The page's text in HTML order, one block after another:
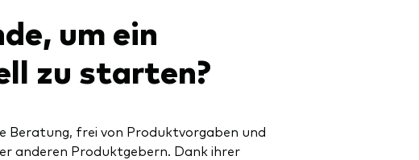
um ein
zu starten?
Beratung, frei von Produktvorgaben und
anderen Produktgebern. Dank ihrer